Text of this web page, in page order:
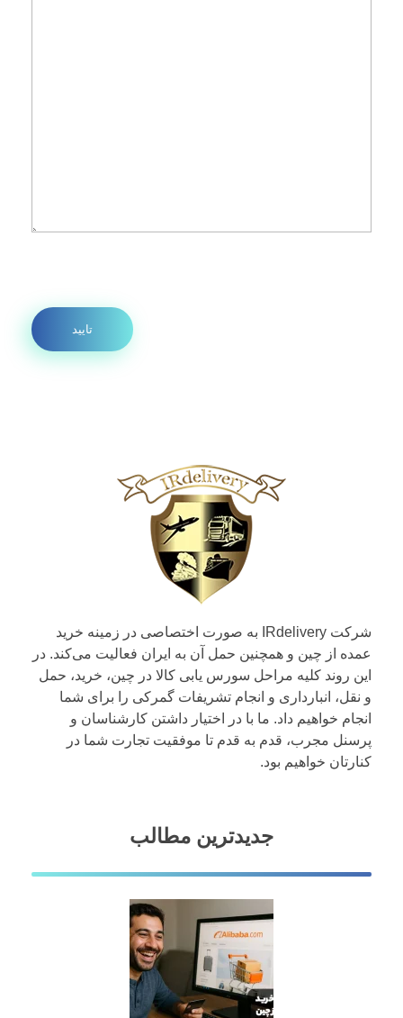
شرکت IRdelivery به صورت اختصاصی در زمینه خرید
عمده از چین و همچنین حمل آن به ایران فعالیت می‌کند. در
این روند کلیه مراحل سورس یابی کالا در چین، خرید، حمل
و نقل، انبارداری و انجام تشریفات گمرکی را برای شما
انجام خواهیم داد. ما با در اختیار داشتن کارشناسان و
پرسنل مجرب، قدم به قدم تا موفقیت تجارت شما در
کنارتان خواهیم بود.
جدیدترین مطالب